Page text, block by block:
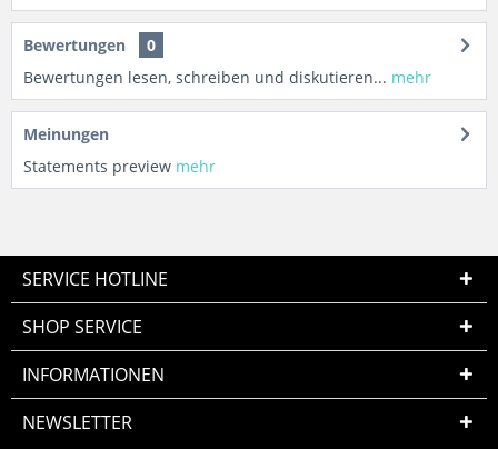
Bewertungen
0
Bewertungen lesen, schreiben und diskutieren... mehr
Meinungen
Statements preview mehr
SERVICE HOTLINE
SHOP SERVICE
INFORMATIONEN
NEWSLETTER